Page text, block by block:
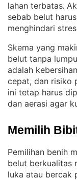
lahan terbatas.
sebab belut
menghindari stres
Skema yang
belut tanpa
adalah
cepat, dan risiko
ini tetap harus
dan aerasi agar
Memilih
Pemilihan benih
belut berkualitas
luka atau bercak